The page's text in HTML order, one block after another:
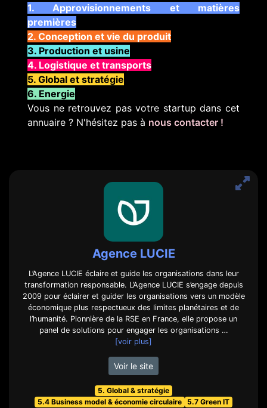
1. Approvisionnements et matières
premières
2. Conception et vie du produit
3. Production et usine
4. Logistique et transports
5. Global et stratégie
6. Energie
Vous ne retrouvez pas votre startup dans cet
annuaire ? N'hésitez pas à nous contacter !
Agence LUCIE
L’Agence LUCIE éclaire et guide les organisations dans leur
transformation responsable. L’Agence LUCIE s’engage depuis
2009 pour éclairer et guider les organisations vers un modèle
économique plus respectueux des limites planétaires et de
l’humanité. Pionnière de la RSE en France, elle propose un
panel de solutions pour engager les organisations …
[voir plus]
Voir le site
5. Global & stratégie
5.4 Business model & économie circulaire
5.7 Green IT